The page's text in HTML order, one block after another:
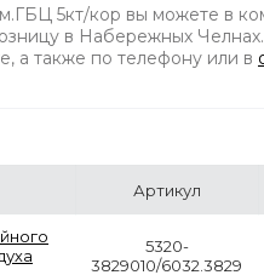
5кт/кор вы можете в
в Набережных
а также по телефону или в
Артикул
5320-
3829010/6032.3829